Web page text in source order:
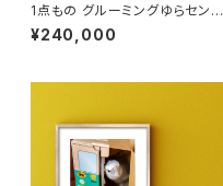
1点もの グルーミングゆらセンパ
イ 写真［額装］額＋マット付 【B_
0010y】
¥240,000